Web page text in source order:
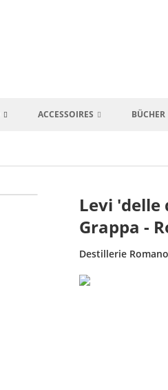
ACCESSOIRES BÜCHER
Levi 'delle
Grappa -
Destillerie